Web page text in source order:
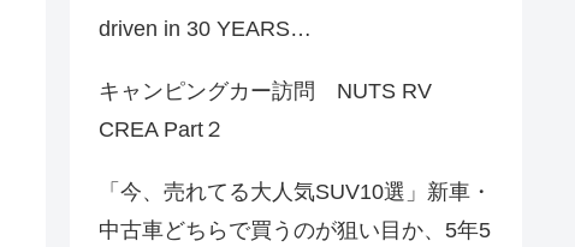
driven in 30 YEARS…
キャンピングカー訪問 NUTS RV
CREA Part２
「今、売れてる大人気SUV10選」新車・
中古車どちらで買うのが狙い目か、5年5